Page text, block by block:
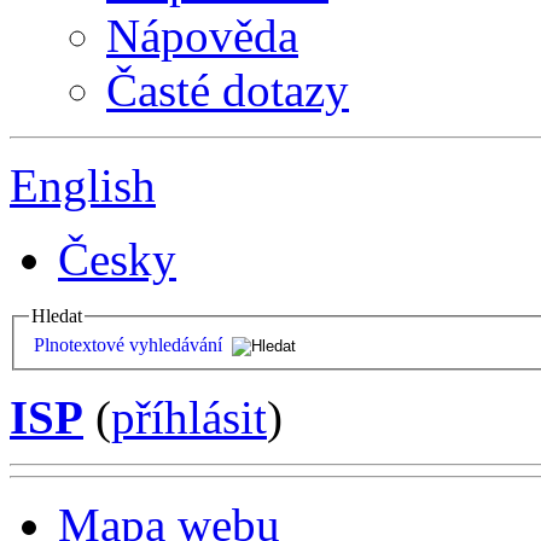
Nápověda
Časté dotazy
English
Česky
Hledat
Plnotextové vyhledávání
ISP (příhlásit)
Mapa webu